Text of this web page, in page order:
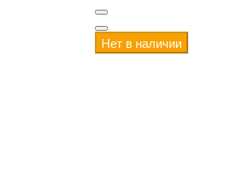
Нет в наличии